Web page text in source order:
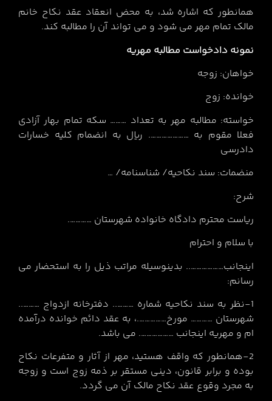
همانطور که اشاره شد، به محض انعقاد عقد نکاح خانم
مالک تمام مهر می شود و می تواند آن را مطالبه کند.
نمونه دادخواست مطالبه مهریه
خواهان: زوجه
خوانده: زوج
خواسته: مطالبه مهر به تعداد ……… سکه تمام بهار آزادی
فعلا مقوم به …………………. ریال به انضمام کلیه خسارات
دادرسی
منضمات: سند نکاحیه/ شناسنامه/ …
شرح:
ریاست محترم دادگاه خانواده شهرستان ………….
با سلام و احترام
اینجانب……………….. بدینوسیله مراتب ذیل را به استحضار می
رسانم:
1-نظر به سند نکاحیه شماره ……….. دفترخانه ازدواج ………..
شهرستان ………… مورخ…………….، به عقد دائم خوانده درآمده
ام و مهریه اینجانب ………………. می باشد.
2-همانطور که واقف هستید، مهر از آثار و متفرعات نکاح
بوده و برابر قانون، دینی مستقر بر ذمه زوج است و زوجه
به مجرد وقوع عقد نکاح مالک آن می گردد.